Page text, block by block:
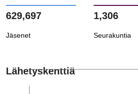
629,697
Jäsenet
1,306
Seurakuntia
Lähetyskenttiä